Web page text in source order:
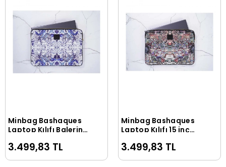
Sepete Ekle
Minbag Bashaques
Laptop Kılıfı Balerina
3.499,83 TL
Sepete Ekle
Minbag Bashaques
Laptop Kılıfı 15 inç
3.499,83 TL